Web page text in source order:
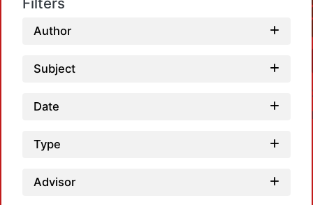
Author
Subject
Date
Type
Advisor